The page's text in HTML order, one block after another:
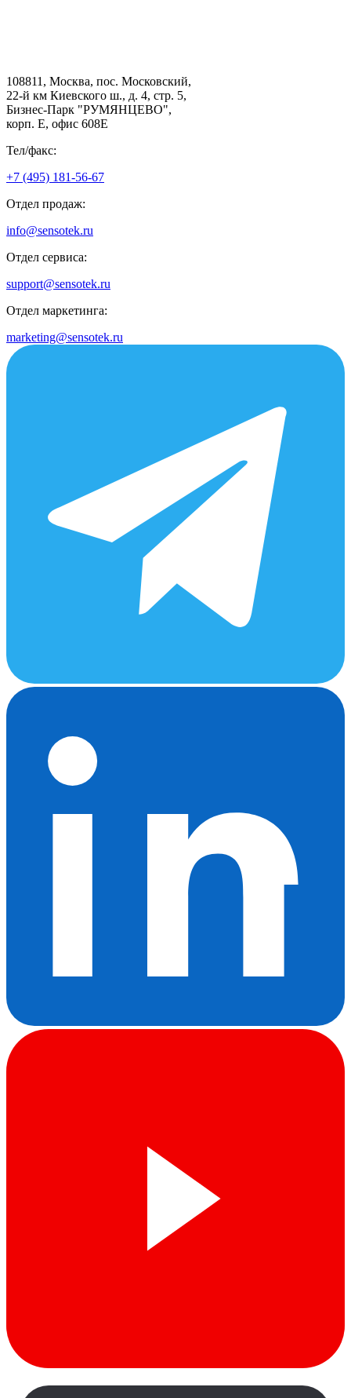
108811, Москва, пос. Московский,
22-й км Киевского ш., д. 4, стр. 5,
Бизнес-Парк "РУМЯНЦЕВО",
корп. Е, офис 608E
Тел/факс:
+7 (495) 181-56-67
Отдел продаж:
info@sensotek.ru
Отдел сервиса:
support@sensotek.ru
Отдел маркетинга:
marketing@sensotek.ru